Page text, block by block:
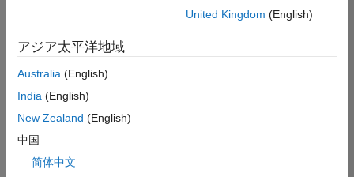
範
囲
を
広
る
か、
す
United Kingdom (English)
アジア太平洋地域
Australia (English)
India (English)
New Zealand (English)
中国
简体中文